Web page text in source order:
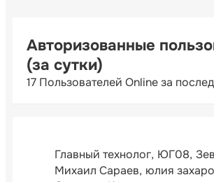
Авторизованные
(за сутки)
17 Пользователей Online за
Главный технолог ЮГ08
Михаил Сараев юлия